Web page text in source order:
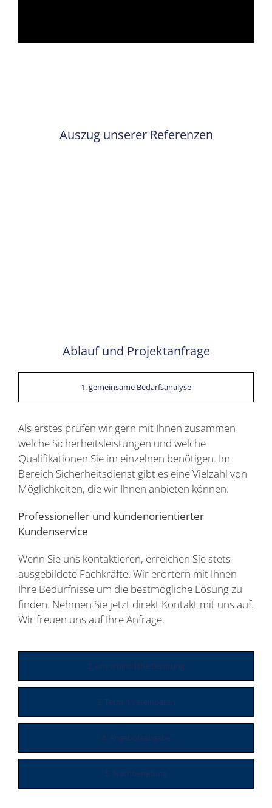
Auszug unserer Referenzen
Ablauf und Projektanfrage
1. gemeinsame Bedarfsanalyse
Als erstes prüfen wir gern mit Ihnen zusammen
welche Sicherheitsleistungen und welche
Qualifikationen Sie im einzelnen benötigen. Im
Bereich Sicherheitsdienst gibt es eine Vielzahl von
Möglichkeiten, die wir Ihnen anbieten können.
Professioneller und kundenorientierter
Kundenservice
Wenn Sie uns kontaktieren, erreichen Sie stets
ausgebildete Fachkräfte. Wir erörtern mit Ihnen
Ihre Bedürfnisse um die bestmögliche Lösung zu
finden. Nehmen Sie jetzt direkt Kontakt mit uns auf.
Wir freuen uns auf Ihre Anfrage.
2. unverbindliche Beratung
3. Termin vereinbaren
4. Angebotsabgabe
5. Nachbereitung